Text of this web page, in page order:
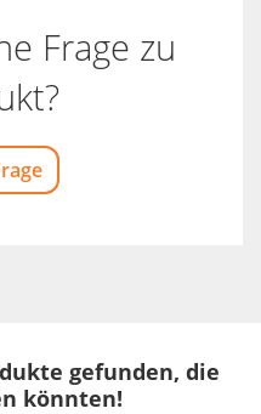
Frage zu
gefunden, die
könnten!